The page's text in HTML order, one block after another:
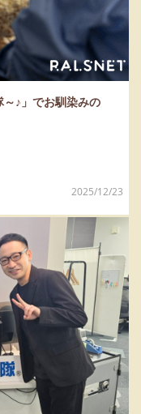
～♪」でお馴染みの
2025/12/23